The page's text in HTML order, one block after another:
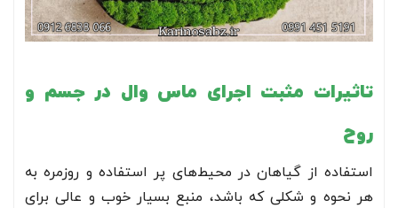
تاثیرات مثبت اجرای ماس وال در جسم و
روح
استفاده از گیاهان در محیط‌های پر استفاده و روزمره به
هر نحوه و شکلی که باشد، منبع بسیار خوب و عالی برای